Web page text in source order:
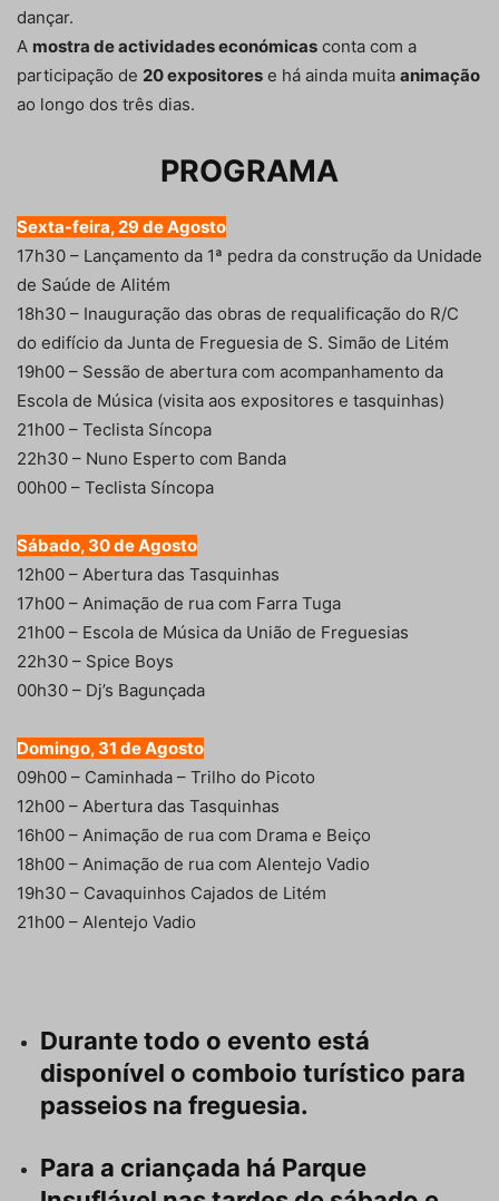
dançar.
A mostra de actividades económicas conta com a
participação de 20 expositores e há ainda muita animação
ao longo dos três dias.
PROGRAMA
Sexta-feira, 29 de Agosto
17h30 – Lançamento da 1ª pedra da construção da Unidade
de Saúde de Alitém
18h30 – Inauguração das obras de requalificação do R/C
do edifício da Junta de Freguesia de S. Simão de Litém
19h00 – Sessão de abertura com acompanhamento da
Escola de Música (visita aos expositores e tasquinhas)
21h00 – Teclista Síncopa
22h30 – Nuno Esperto com Banda
00h00 – Teclista Síncopa
Sábado, 30 de Agosto
12h00 – Abertura das Tasquinhas
17h00 – Animação de rua com Farra Tuga
21h00 – Escola de Música da União de Freguesias
22h30 – Spice Boys
00h30 – Dj’s Bagunçada
Domingo, 31 de Agosto
09h00 – Caminhada – Trilho do Picoto
12h00 – Abertura das Tasquinhas
16h00 – Animação de rua com Drama e Beiço
18h00 – Animação de rua com Alentejo Vadio
19h30 – Cavaquinhos Cajados de Litém
21h00 – Alentejo Vadio
Durante todo o evento está
disponível o comboio turístico para
passeios na freguesia.
Para a criançada há Parque